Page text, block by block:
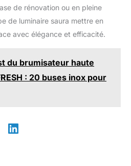
de rénovation ou en pleine
de luminaire saura mettre en
avec élégance et efficacité.
du brumisateur haute
: 20 buses inox pour